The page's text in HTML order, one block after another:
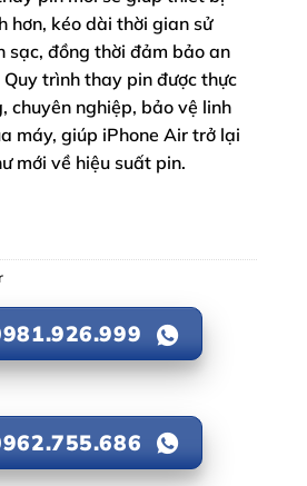
hơn, kéo dài thời gian sử
sạc, đồng thời đảm bảo an
trình thay pin được thực
chuyên nghiệp, bảo vệ linh
máy, giúp iPhone Air trở lại
mới về hiệu suất pin.